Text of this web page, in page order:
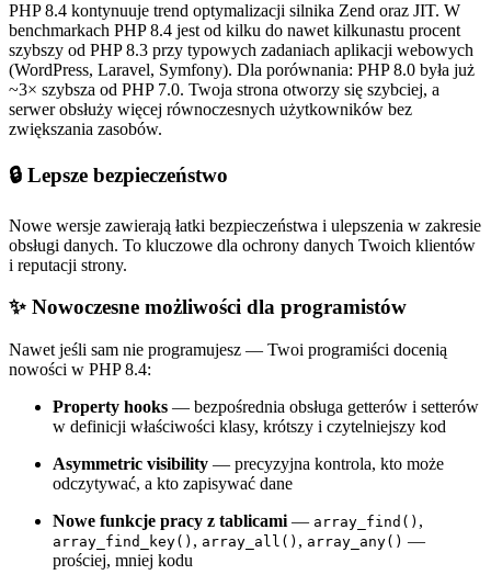
PHP 8.4 kontynuuje trend optymalizacji silnika Zend oraz JIT. W
benchmarkach PHP 8.4 jest od kilku do nawet kilkunastu procent
szybszy od PHP 8.3 przy typowych zadaniach aplikacji webowych
(WordPress, Laravel, Symfony). Dla porównania: PHP 8.0 była już
~3× szybsza od PHP 7.0. Twoja strona otworzy się szybciej, a
serwer obsłuży więcej równoczesnych użytkowników bez
zwiększania zasobów.
🔒 Lepsze bezpieczeństwo
Nowe wersje zawierają łatki bezpieczeństwa i ulepszenia w zakresie
obsługi danych. To kluczowe dla ochrony danych Twoich klientów
i reputacji strony.
✨ Nowoczesne możliwości dla programistów
Nawet jeśli sam nie programujesz — Twoi programiści docenią
nowości w PHP 8.4:
Property hooks — bezpośrednia obsługa getterów i setterów
w definicji właściwości klasy, krótszy i czytelniejszy kod
Asymmetric visibility — precyzyjna kontrola, kto może
odczytywać, a kto zapisywać dane
Nowe funkcje pracy z tablicami — array_find() ,
array_find_key() , array_all() , array_any() —
prościej, mniej kodu